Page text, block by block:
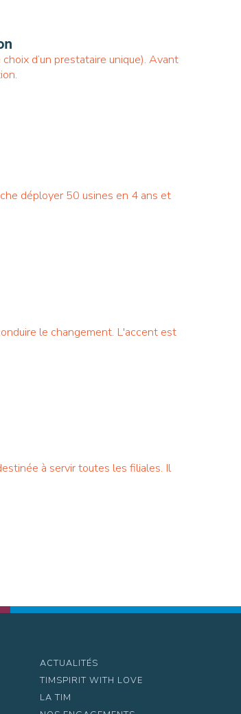
d’un prestataire unique). Avant
déployer 50 usines en 4 ans et
le changement. L'accent est
à servir toutes les filiales. Il
ACTUALITÉS
TIMSPIRIT WITH LOVE
LA TIM